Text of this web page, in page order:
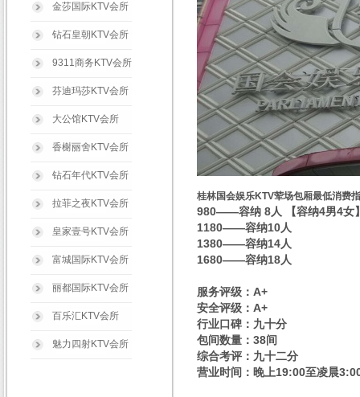
金莎国际KTV会所
钻石皇朝KTV会所
9311商务KTV会所
芬迪玛莎KTV会所
大公馆KTV会所
香榭丽舍KTV会所
钻石年代KTV会所
拉菲之夜KTV会所
皇家壹号KTV会所
富城国际KTV会所
丽都国际KTV会所
百乐汇KTV会所
魅力四射KTV会所
桂林国会娱乐KTV荤场包厢最低消费
980——容纳 8人 【容纳4男4女
1180——容纳10人
1380——容纳14人
1680——容纳18人
服务评级：A+
安全评级：A+
行业口碑：九十分
包间数量：38间
综合考评：九十二分
营业时间：晚上19:00至凌晨